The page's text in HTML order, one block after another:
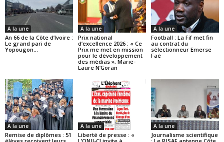
A la une
An 66 de la Côte d’Ivoire :
Le grand pari de
Yopougon…
A la une
Prix national
d’excellence 2026 : « Ce
Prix me met en mission
pour le développement
des médias », Marie-
Laure N’Goran
A la une
Football : La Fif met fin
au contrat du
sélectionneur Emerse
Faé
A la une
Remise de diplômes : 51
A la une
Liberté de presse : «
A la une
Journalisme scientifique